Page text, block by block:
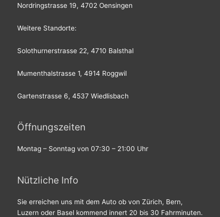
Nordringstrasse 19, 4702 Oensingen
Weitere Standorte:
Solothurnerstrasse 22, 4710 Balsthal
Mumenthalstrasse 1, 4914 Roggwil
Gartenstrasse 6, 4537 Wiedlisbach
Öffnungszeiten
Montag – Sonntag von 07:30 – 21:00 Uhr
Nützliche Info
Sie erreichen uns mit dem Auto ob von Zürich, Bern,
Luzern oder Basel kommend innert 20 bis 30 Fahrminuten.